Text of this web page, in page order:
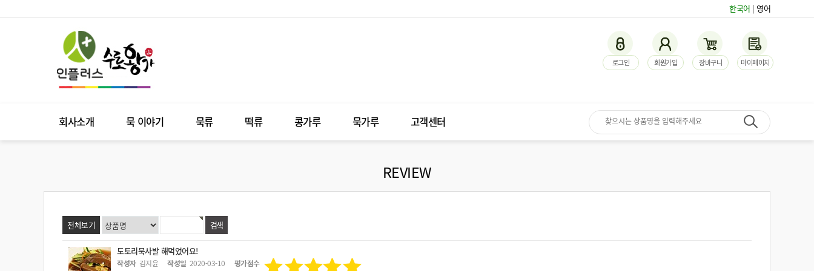
한국어 | 영어
로그인 회원가입 장바구니 마이페이지
회사소개 묵 이야기 묵류 떡류 콩가루 묵가루 고객센터
REVIEW
전체보기
도토리묵사발 해먹었어요!
작성자 김지윤 작성일 2020-03-10 평가점수